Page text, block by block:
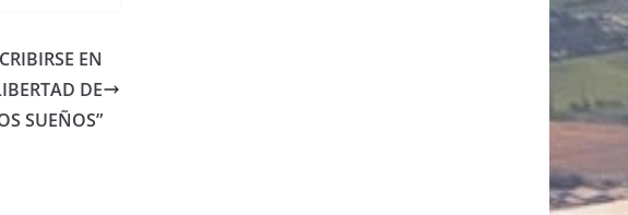
EN
DE
SUEÑOS”